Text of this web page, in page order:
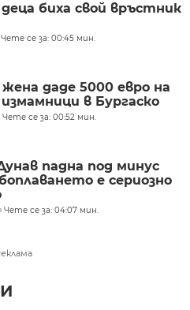
биха свой връстник
Чете се за: 00:45 мин.
даде 5000 евро на
в Бургаско
Чете се за: 00:52 мин.
падна под минус
е сериозно
Чете се за: 04:07 мин.